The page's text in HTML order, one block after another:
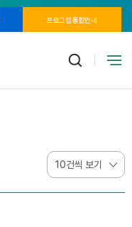
프로그램 통합안내